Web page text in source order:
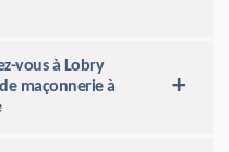
vous à Lobry
maçonnerie à